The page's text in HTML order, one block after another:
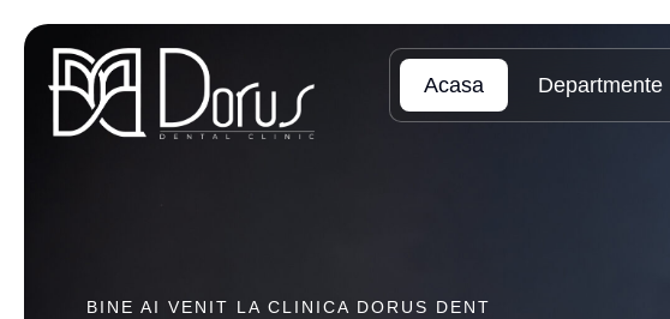
Acasa Departmente
BINE AI VENIT LA CLINICA DORUS DENT